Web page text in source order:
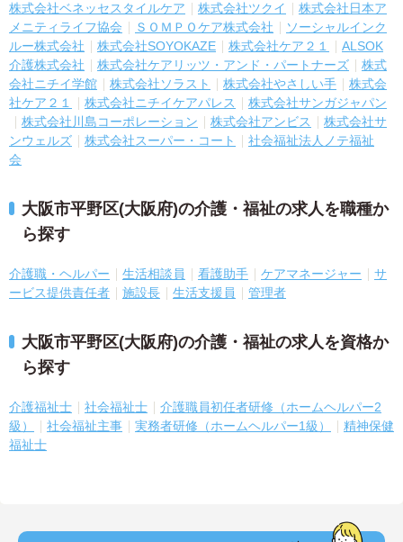
株式会社ベネッセスタイルケア 株式会社ツクイ
株式会社日本ア
メニティライフ協会
ＳＯＭＰＯケア株式会社
ソーシャルインク
ルー株式会社
株式会社SOYOKAZE 株式会社ケア２１
ALSOK
介護株式会社
株式会社ケアリッツ・アンド・パートナーズ
株式
会社ニチイ学館
株式会社ソラスト 株式会社やさしい手
株式会
社ケア２１
株式会社ニチイケアパレス
株式会社サンガジャパン
株式会社川島コーポレーション
株式会社アンビス
株式会社サ
ンウェルズ
株式会社スーパー・コート
社会福祉法人ノテ福祉
会
大阪市平野区(大阪府)の介護・福祉の求人を職種か
ら探す
介護職・ヘルパー 生活相談員 看護助手 ケアマネージャー
サ
ービス提供責任者
施設長 生活支援員 管理者
大阪市平野区(大阪府)の介護・福祉の求人を資格か
ら探す
介護福祉士 社会福祉士
介護職員初任者研修（ホームヘルパー2
級）
社会福祉主事 実務者研修（ホームヘルパー1級）
精神保健
福祉士